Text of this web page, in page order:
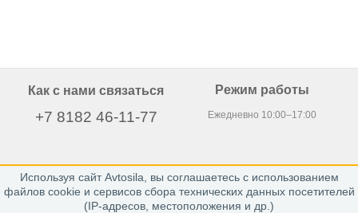
Используя сайт Avtosila, вы соглашаетесь с использованием
файлов cookie и сервисов сбора технических данных посетителей
(IP-адресов, местоположения и др.)
Как с нами связаться
+7 8182 46-11-77
163020, г. Архангельск,
пр. Никольский 15, офис 212
Режим работы
Ежедневно 10:00–17:00